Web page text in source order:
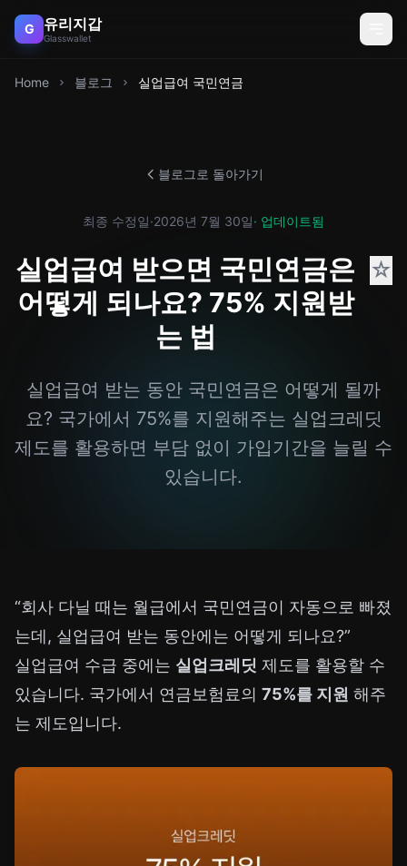
G 유리지갑
Glasswallet
Home 블로그 실업급여 국민연금
블로그로 돌아가기
최종 수정일·2026년 7월 30일· 업데이트됨
실업급여 받으면 국민연금은
어떻게 되나요? 75% 지원받
는 법
☆
실업급여 받는 동안 국민연금은 어떻게 될까
요? 국가에서 75%를 지원해주는 실업크레딧
제도를 활용하면 부담 없이 가입기간을 늘릴 수
있습니다.
“회사 다닐 때는 월급에서 국민연금이 자동으로 빠졌
는데, 실업급여 받는 동안에는 어떻게 되나요?”
실업급여 수급 중에는 실업크레딧 제도를 활용할 수
있습니다. 국가에서 연금보험료의 75%를 지원 해주
는 제도입니다.